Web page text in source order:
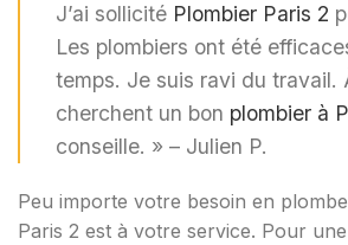
J’ai sollicité Plombier Paris 2
Les plombiers ont été
temps. Je suis ravi du travail.
cherchent un bon plombier à
conseille. » – Julien P.
Peu importe votre besoin en
Paris 2 est à votre service. Pour